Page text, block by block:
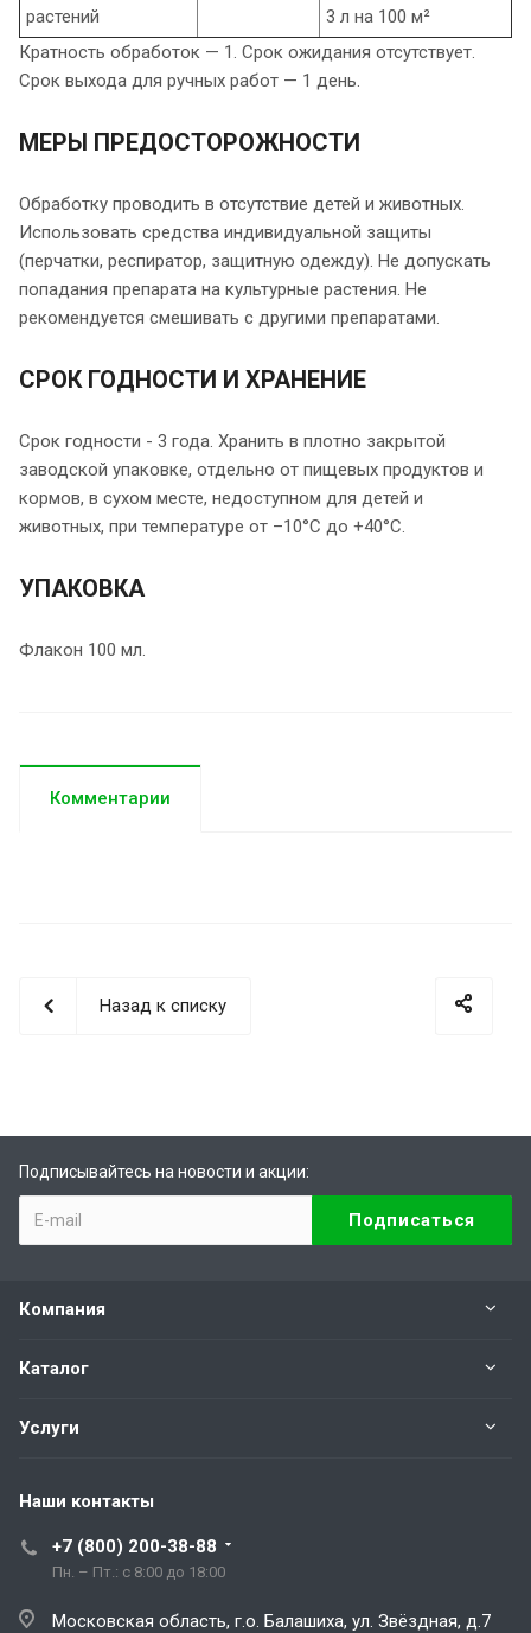
растений
3 л на 100 м²
Кратность обработок — 1. Срок ожидания отсутствует.
Срок выхода для ручных работ — 1 день.
МЕРЫ ПРЕДОСТОРОЖНОСТИ
Обработку проводить в отсутствие детей и животных.
Использовать средства индивидуальной защиты
(перчатки, респиратор, защитную одежду). Не допускать
попадания препарата на культурные растения. Не
рекомендуется смешивать с другими препаратами.
СРОК ГОДНОСТИ И ХРАНЕНИЕ
Срок годности - 3 года. Хранить в плотно закрытой
заводской упаковке, отдельно от пищевых продуктов и
кормов, в сухом месте, недоступном для детей и
животных, при температуре от –10°C до +40°C.
УПАКОВКА
Флакон 100 мл.
Комментарии
Назад к списку
Подписывайтесь на новости и акции:
Компания
Каталог
Услуги
Наши контакты
+7 (800) 200-38-88
Пн. – Пт.: с 8:00 до 18:00
Московская область, г.о. Балашиха, ул. Звёздная, д.7